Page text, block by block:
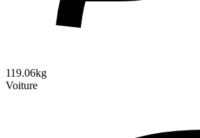
119.06kg
Voiture